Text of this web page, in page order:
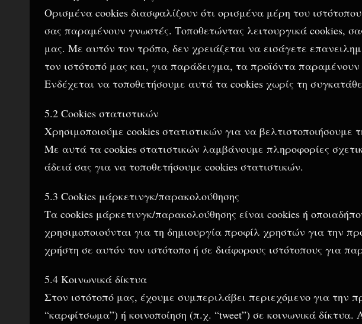
Ορισμένα cookies διασφαλίζουν ότι ορισμένα μέρη του
σας παραμένουν γνωστές. Τοποθετώντας λειτουργικά cookies,
μας. Με αυτόν τον τρόπο, δεν χρειάζεται να εισάγετε
τον ιστότοπό μας και, για παράδειγμα, τα προϊόντα
Ενδέχεται να τοποθετήσουμε αυτά τα cookies χωρίς τη
5.2 Cookies στατιστικών
Χρησιμοποιούμε cookies στατιστικών για να βελτιστοποιήσουμε
Με αυτά τα cookies στατιστικών λαμβάνουμε πληροφορίες
άδειά σας για να τοποθετήσουμε cookies στατιστικών.
5.3 Cookies μάρκετινγκ/παρακολούθησης
Τα cookies μάρκετινγκ/παρακολούθησης είναι cookies ή
χρησιμοποιούνται για τη δημιουργία προφίλ χρηστών για την
χρήστη σε αυτόν τον ιστότοπο ή σε διάφορους ιστότοπους για
5.4 Κοινωνικά δίκτυα
Στον ιστότοπό μας, έχουμε συμπεριλάβει περιεχόμενο για την
“καρφίτσωμα”) ή κοινοποίηση (π.χ. “tweet”) σε κοινωνικά